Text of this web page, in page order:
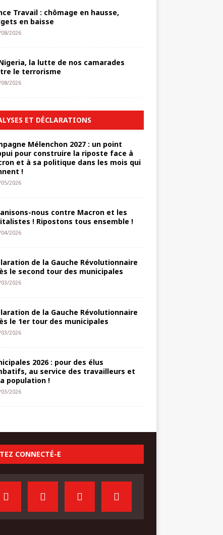
Travail : chômage en hausse,
en baisse
08/2026
la lutte de nos camarades
le terrorisme
08/2026
ET DÉCLARATIONS
Mélenchon 2027 : un point
pour construire la riposte face à
et à sa politique dans les mois qui
!
05/2026
nous contre Macron et les
! Ripostons tous ensemble !
04/2026
de la Gauche Révolutionnaire
le second tour des municipales
2026
de la Gauche Révolutionnaire
le 1er tour des municipales
03/2026
2026 : pour des élus
au service des travailleurs et
population !
03/2026
CONNECTÉ-E